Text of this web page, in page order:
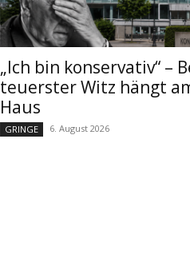
„Ich bin konservativ“ –
teuerster Witz hängt
Haus
GRINGE 6. August 2026